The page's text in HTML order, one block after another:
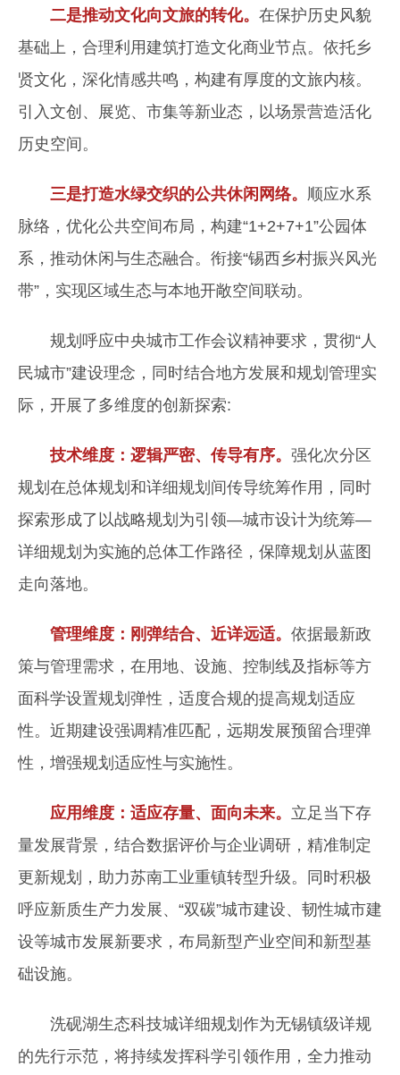
二是推动文化向文旅的转化。 在保护历史风貌
基础上，合理利用建筑打造文化商业节点。依托乡
贤文化，深化情感共鸣，构建有厚度的文旅内核。
引入文创、展览、市集等新业态，以场景营造活化
历史空间。
三是打造水绿交织的公共休闲网络。 顺应水系
脉络，优化公共空间布局，构建“1+2+7+1”公园体
系，推动休闲与生态融合。衔接“锡西乡村振兴风光
带”，实现区域生态与本地开敞空间联动。
规划呼应中央城市工作会议精神要求，贯彻“人
民城市”建设理念，同时结合地方发展和规划管理实
际，开展了多维度的创新探索:
技术维度：逻辑严密、传导有序。 强化次分区
规划在总体规划和详细规划间传导统筹作用，同时
探索形成了以战略规划为引领—城市设计为统筹—
详细规划为实施的总体工作路径，保障规划从蓝图
走向落地。
管理维度：刚弹结合、近详远适。 依据最新政
策与管理需求，在用地、设施、控制线及指标等方
面科学设置规划弹性，适度合规的提高规划适应
性。近期建设强调精准匹配，远期发展预留合理弹
性，增强规划适应性与实施性。
应用维度：适应存量、面向未来。 立足当下存
量发展背景，结合数据评价与企业调研，精准制定
更新规划，助力苏南工业重镇转型升级。同时积极
呼应新质生产力发展、“双碳”城市建设、韧性城市建
设等城市发展新要求，布局新型产业空间和新型基
础设施。
洗砚湖生态科技城详细规划作为无锡镇级详规
的先行示范，将持续发挥科学引领作用，全力推动